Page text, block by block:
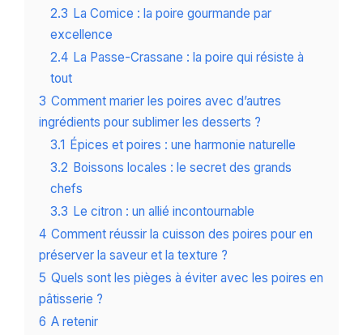
2.3 La Comice : la poire gourmande par
excellence
2.4 La Passe-Crassane : la poire qui résiste à
tout
3 Comment marier les poires avec d’autres
ingrédients pour sublimer les desserts ?
3.1 Épices et poires : une harmonie naturelle
3.2 Boissons locales : le secret des grands
chefs
3.3 Le citron : un allié incontournable
4 Comment réussir la cuisson des poires pour en
préserver la saveur et la texture ?
5 Quels sont les pièges à éviter avec les poires en
pâtisserie ?
6 A retenir